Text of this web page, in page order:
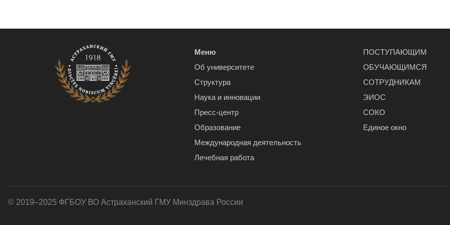
Меню
Об университете
Структура
Наука и инновации
Пресс-центр
Образование
Международная деятельность
Лечебная работа
ПОСТУПАЮЩИМ
ОБУЧАЮЩИМСЯ
СОТРУДНИКАМ
ЭИОС
СОКО
Единое окно
© 2019–2025 ФГБОУ ВО Астраханский ГМУ Минздрава России